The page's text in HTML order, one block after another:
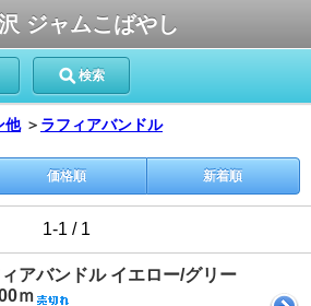
ジャムこばやし
検索
他 ＞ ラフィアバンドル
価格順 新着順
1-1 / 1
アバンドル イエロー/グリー
ｍ